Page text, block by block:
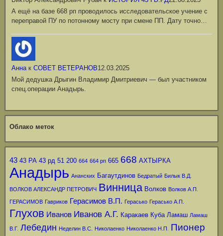
А ещё на базе 668 рп проводилось исследовательское учение с
переправой ПУ по потонному мосту при смене ПП. Дату точно…
Аннак СОВЕТ ВЕТЕРАНОВ12.03.2025
Мой дедушка Дрыгин Владимир Дмитриевич — был участником
спец.операции Анадырь.
Облако меток
43 43 РА 43 рд 51 200 664 664 рп 665 668 АХТЫРКА
Анадырь Ананских Багаутдинов Бедратый Билык В.Д.
ВОЛКОВ АЛЕКСАНДР ПЕТРОВИЧ Винница Волков Волков А.П.
ГЕРАСИМОВ Гавриков Герасимов В.П. Герасько Герасько А.П.
Глухов Иванов Иванов А.Г. Каракаев Куба Ламаш Ламаш
В.Г. Лебедин Неделин В.С. Николаенко Николаенко Н.П. Пионер